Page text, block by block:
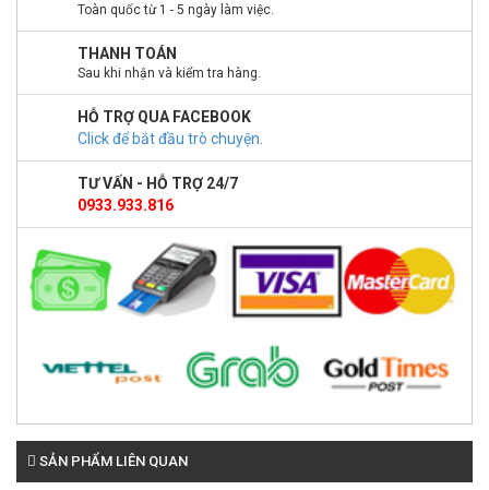
Toàn quốc từ 1 - 5 ngày làm việc.
THANH TOÁN
Sau khi nhận và kiểm tra hàng.
HỖ TRỢ QUA FACEBOOK
Click để bắt đầu trò chuyện.
TƯ VẤN - HỖ TRỢ 24/7
0933.933.816
SẢN PHẨM LIÊN QUAN